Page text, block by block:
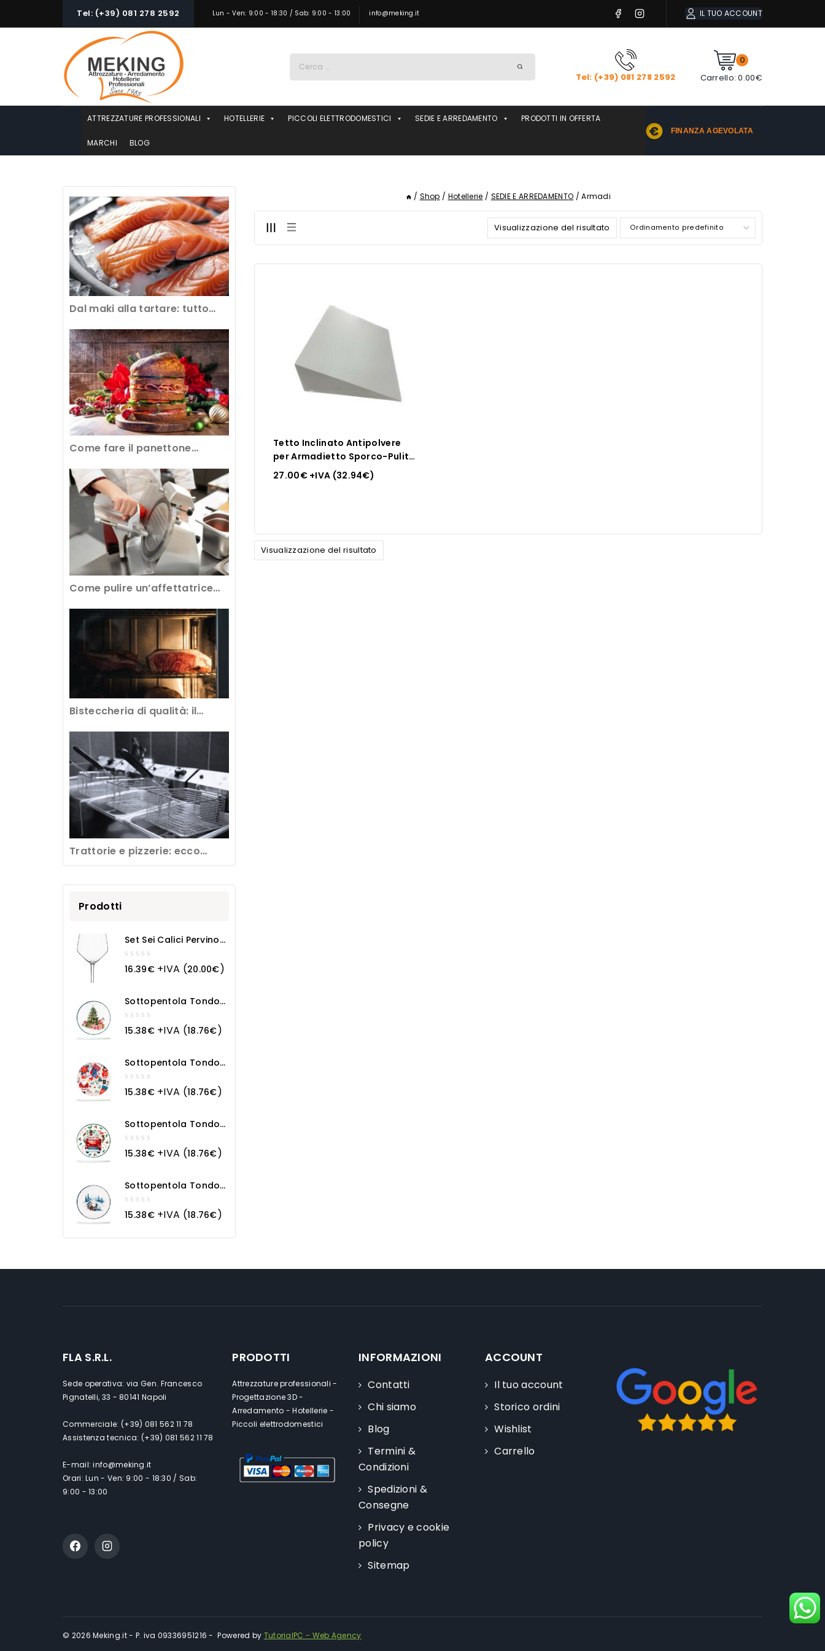
Tel: (+39) 081 278 2592 Lun - Ven: 9:00 - 18:30 / Sab: 9:00 - 13:00 info@meking.it IL TUO ACCOUNT
per:
Tel: (+39) 081 278 2592
0
Carrello: 0.00€
ATTREZZATURE PROFESSIONALI HOTELLERIE PICCOLI ELETTRODOMESTICI SEDIE E ARREDAMENTO PRODOTTI IN OFFERTA
MARCHI BLOG
FINANZA AGEVOLATA
/ Shop / Hotellerie / SEDIE E ARREDAMENTO / Armadi
Visualizzazione del risultato
Tetto Inclinato Antipolvere
per Armadietto Sporco-Pulito
a 2 Posti
27.00€+IVA (32.94€)
Visualizzazione del risultato
Dal maki alla tartare: tutto
crudo al ristorante
Come fare il panettone
l’attrezzatura professionale
Come pulire un’affettatrice
perfetti
Bisteccheria di qualità: il
carne
Trattorie e pizzerie: ecco
come pulire una friggitrice
professionale
Prodotti
Set Sei Calici Pervino
Cl 53
out
16.39€+IVA (20.00€)
Sottopentola Tondo
In Ceramica Natale
out
15.38€+IVA (18.76€)
Sottopentola Tondo
In Ceramica Magia
Natalizia
out
15.38€+IVA (18.76€)
Sottopentola Tondo
In Ceramica Macchina
Natalizia
out
15.38€+IVA (18.76€)
Sottopentola Tondo
In Ceramica
Paesaggio Innevato
out
15.38€+IVA (18.76€)
FLA S.R.L.
Sede operativa: via Gen. Francesco
Pignatelli, 33 - 80141 Napoli
Commerciale: (+39) 081 562 11 78
Assistenza tecnica: (+39) 081 562 11 78
E-mail: info@meking.it
Orari: Lun - Ven: 9:00 - 18:30 / Sab:
9:00 - 13:00
PRODOTTI
Attrezzature professionali -
Progettazione 3D -
Arredamento - Hotellerie -
Piccoli elettrodomestici
INFORMAZIONI
Contatti
Chi siamo
Blog
Termini &
Condizioni
Spedizioni &
Consegne
Privacy e cookie
policy
Sitemap
ACCOUNT
Il tuo account
Storico ordini
Wishlist
Carrello
© 2026 Meking.it - P. iva 09336951216 - Powered by TutorialPC - Web Agency